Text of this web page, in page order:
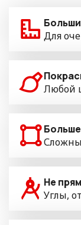
Для
Любой
Не
Углы,